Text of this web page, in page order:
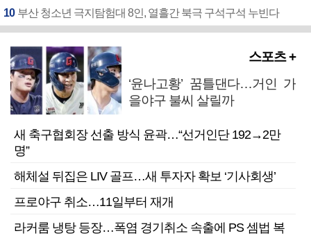
10 부산 청소년 극지탐험대 8인, 열흘간 북극 구석구석 누빈다
스포츠 +
‘윤나고황’ 꿈틀댄다…거인 가
을야구 불씨 살릴까
새 축구협회장 선출 방식 윤곽…“선거인단 192→2만
명”
해체설 뒤집은 LIV 골프…새 투자자 확보 ‘기사회생’
프로야구 취소…11일부터 재개
라커룸 냉탕 등장…폭염 경기취소 속출에 PS 셈법 복